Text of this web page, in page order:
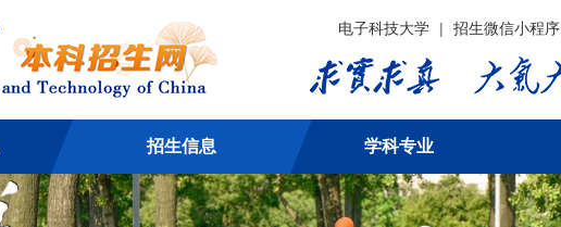
电子科技大学 | 招生微信小程序
招生信息 学科专业